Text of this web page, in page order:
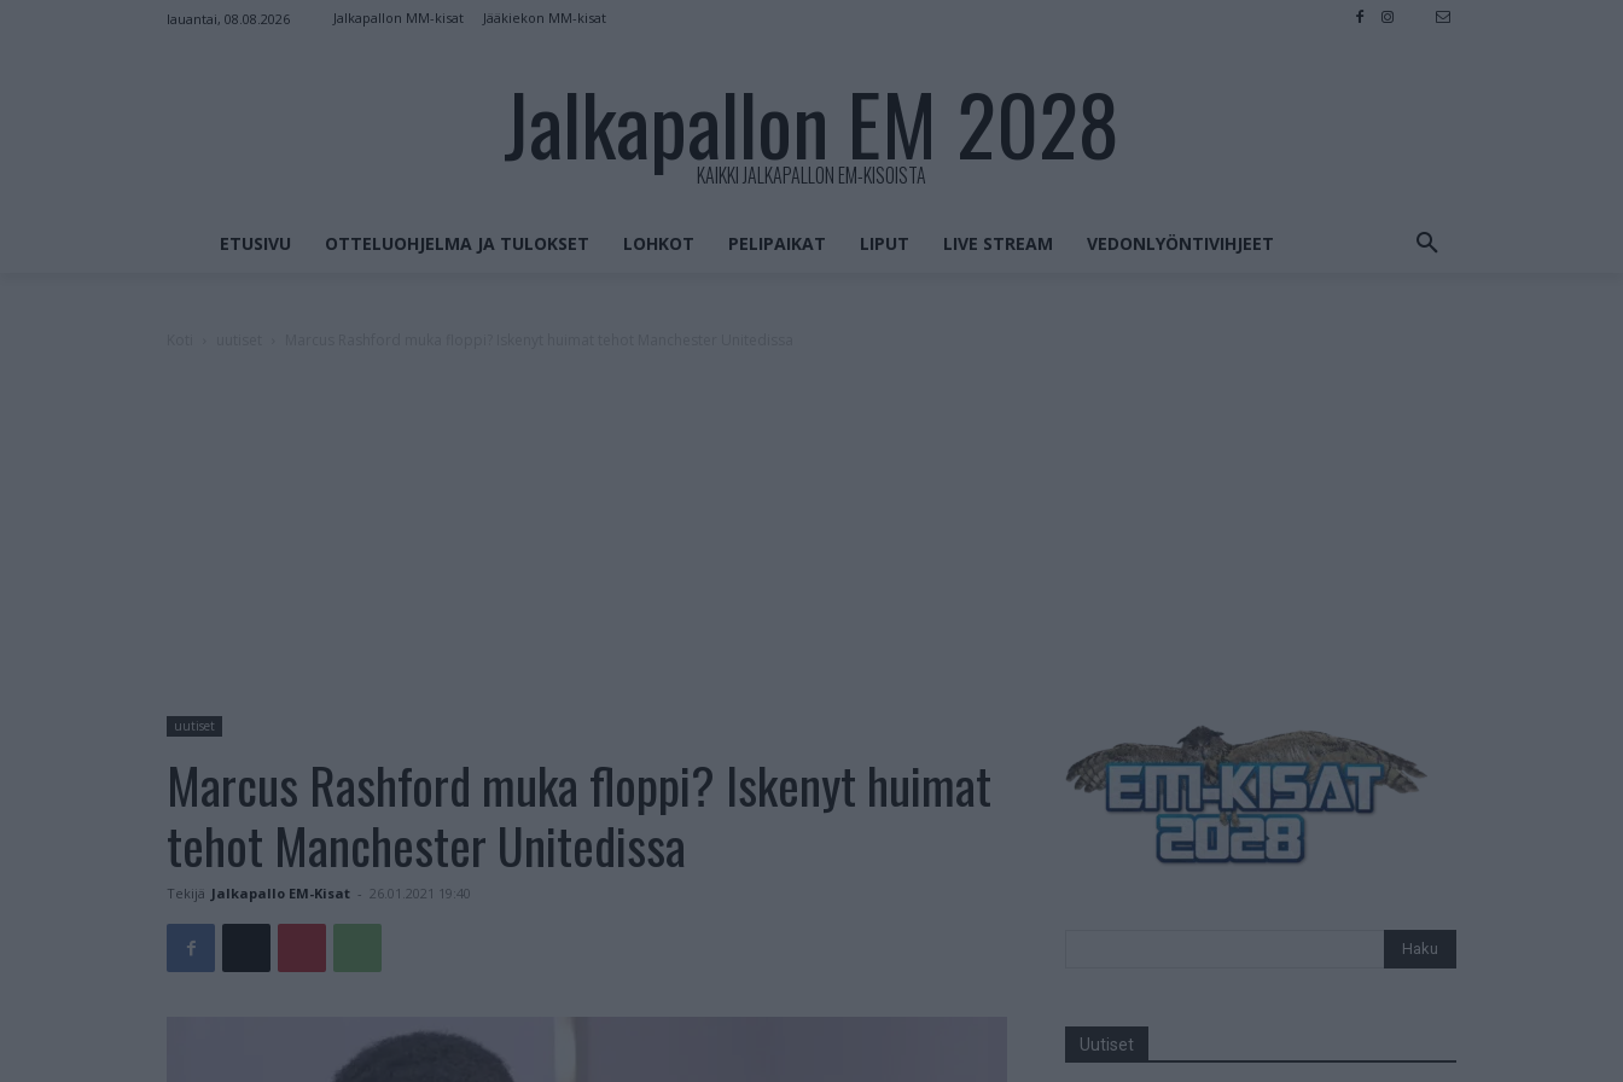
lauantai, 08.08.2026 Jalkapallon MM-kisat Jääkiekon MM-kisat
Jalkapallon EM 2028
KAIKKI JALKAPALLON EM-KISOISTA
ETUSIVU OTTELUOHJELMA JA TULOKSET LOHKOT PELIPAIKAT LIPUT LIVE STREAM VEDONLYÖNTIVIHJEET
uutiset
Marcus Rashford muka floppi? Iskenyt huimat
tehot Manchester Unitedissa
Tekijä Jalkapallo EM-Kisat - 26.01.2021 19:40
Uutiset